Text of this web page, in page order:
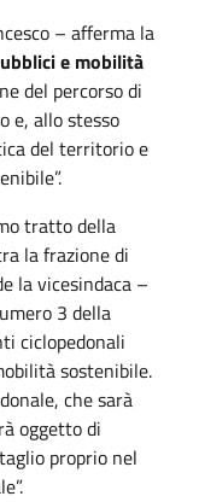
– afferma la
e mobilità
del percorso di
e, allo stesso
del territorio e
tratto della
la frazione di
la vicesindaca –
3 della
ciclopedonali
sostenibile.
che sarà
oggetto di
proprio nel